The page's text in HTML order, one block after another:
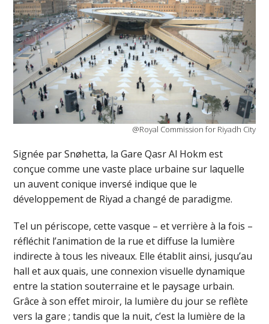
@Royal Commission for Riyadh City
Signée par Snøhetta, la Gare Qasr Al Hokm est
conçue comme une vaste place urbaine sur laquelle
un auvent conique inversé indique que le
développement de Riyad a changé de paradigme.
Tel un périscope, cette vasque – et verrière à la fois –
réfléchit l’animation de la rue et diffuse la lumière
indirecte à tous les niveaux. Elle établit ainsi, jusqu’au
hall et aux quais, une connexion visuelle dynamique
entre la station souterraine et le paysage urbain.
Grâce à son effet miroir, la lumière du jour se reflète
vers la gare ; tandis que la nuit, c’est la lumière de la